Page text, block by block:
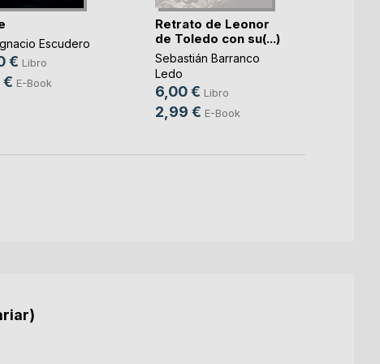
Escudero
€ Libro
€ E-Book
Retrato de Leonor
de Toledo con su(...)
Sebastián Barranco
Ledo
6,00 € Libro
2,99 € E-Book